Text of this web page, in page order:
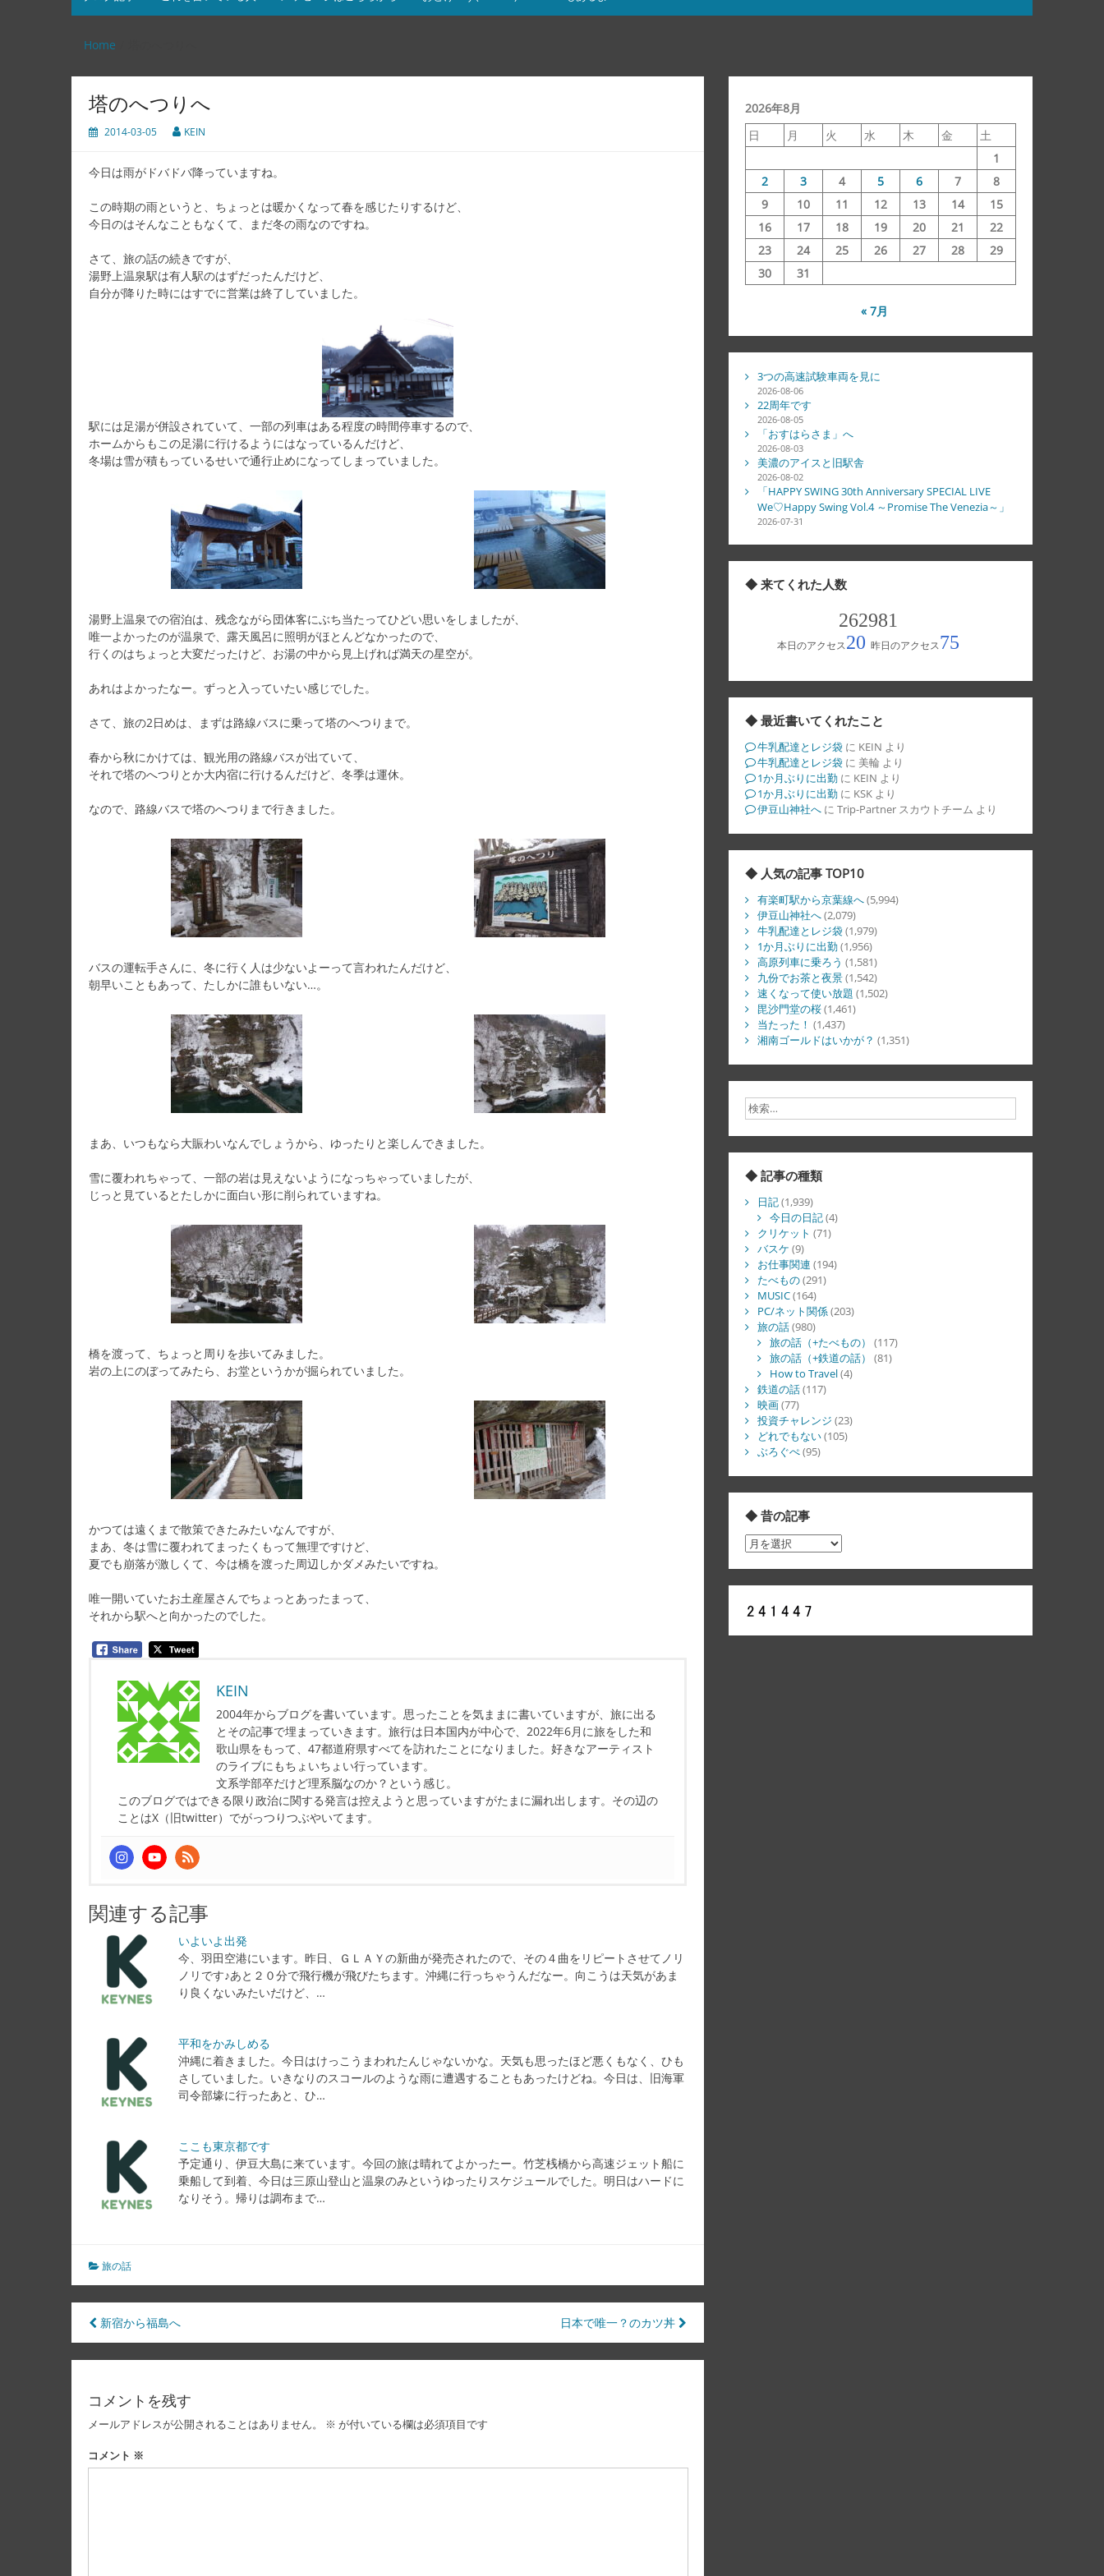
Home
塔のへつりへ
2014-03-05 KEIN
今日は雨がドバドバ降っていますね。
この時期の雨というと、ちょっとは暖かくなって春を感じたりするけど、
今日のはそんなこともなくて、まだ冬の雨なのですね。
さて、旅の話の続きですが、
湯野上温泉駅は有人駅のはずだったんだけど、
自分が降りた時にはすでに営業は終了していました。
駅には足湯が併設されていて、一部の列車はある程度の時間停車するので、
ホームからもこの足湯に行けるようにはなっているんだけど、
冬場は雪が積もっているせいで通行止めになってしまっていました。
湯野上温泉での宿泊は、残念ながら団体客にぶち当たってひどい思いをしましたが、
唯一よかったのが温泉で、露天風呂に照明がほとんどなかったので、
行くのはちょっと大変だったけど、お湯の中から見上げれば満天の星空が。
あれはよかったなー。ずっと入っていたい感じでした。
さて、旅の2日めは、まずは路線バスに乗って塔のへつりまで。
春から秋にかけては、観光用の路線バスが出ていて、
それで塔のへつりとか大内宿に行けるんだけど、冬季は運休。
なので、路線バスで塔のへつりまで行きました。
バスの運転手さんに、冬に行く人は少ないよーって言われたんだけど、
朝早いこともあって、たしかに誰もいない…。
まあ、いつもなら大賑わいなんでしょうから、ゆったりと楽しんできました。
雪に覆われちゃって、一部の岩は見えないようになっちゃっていましたが、
じっと見ているとたしかに面白い形に削られていますね。
橋を渡って、ちょっと周りを歩いてみました。
岩の上にのぼってみたら、お堂というかが掘られていました。
かつては遠くまで散策できたみたいなんですが、
まあ、冬は雪に覆われてまったくもって無理ですけど、
夏でも崩落が激しくて、今は橋を渡った周辺しかダメみたいですね。
唯一開いていたお土産屋さんでちょっとあったまって、
それから駅へと向かったのでした。
KEIN
2004年からブログを書いています。思ったことを気ままに書いていますが、旅に出る
とその記事で埋まっていきます。旅行は日本国内が中心で、2022年6月に旅をした和
歌山県をもって、47都道府県すべてを訪れたことになりました。好きなアーティスト
のライブにもちょいちょい行っています。
文系学部卒だけど理系脳なのか？という感じ。
このブログではできる限り政治に関する発言は控えようと思っていますがたまに漏れ出します。その辺の
ことはX（旧twitter）でがっつりつぶやいてます。
関連する記事
いよいよ出発
今、羽田空港にいます。昨日、ＧＬＡＹの新曲が発売されたので、その４曲をリピートさせてノリ
ノリです♪あと２０分で飛行機が飛びたちます。沖縄に行っちゃうんだなー。向こうは天気があま
り良くないみたいだけど、…
平和をかみしめる
沖縄に着きました。今日はけっこうまわれたんじゃないかな。天気も思ったほど悪くもなく、ひも
さしていました。いきなりのスコールのような雨に遭遇することもあったけどね。今日は、旧海軍
司令部壕に行ったあと、ひ…
ここも東京都です
予定通り、伊豆大島に来ています。今回の旅は晴れてよかったー。竹芝桟橋から高速ジェット船に
乗船して到着、今日は三原山登山と温泉のみというゆったりスケジュールでした。明日はハードに
なりそう。帰りは調布まで…
旅の話
投
稿
ビ
ゲ
ー
新宿から福島へ 日本で唯一？のカツ丼
コメントを残す
メールアドレスが公開されることはありません。 ※ が付いている欄は必須項目です
コメント ※
2026年8月
日
月 火 水 木 金
土
1
2
3 4 5 6 7
8
9
10 11 12 13 14
15
16
17 18 19 20 21
22
23
24 25 26 27 28
29
30
31
« 7月
3つの高速試験車両を見に
2026-08-06
22周年です
2026-08-05
「おすはらさま」へ
2026-08-03
美濃のアイスと旧駅舎
2026-08-02
「HAPPY SWING 30th Anniversary SPECIAL LIVE
We♡Happy Swing Vol.4 ～Promise The Venezia～」
2026-07-31
◆ 来てくれた人数
◆ 最近書いてくれたこと
牛乳配達とレジ袋に KEIN より
牛乳配達とレジ袋に 美輪より
1か月ぶりに出勤に KEIN より
1か月ぶりに出勤に KSKより
伊豆山神社へに Trip-Partner スカウトチーム より
◆ 人気の記事 TOP10
有楽町駅から京葉線へ(5,994)
伊豆山神社へ(2,079)
牛乳配達とレジ袋(1,979)
1か月ぶりに出勤(1,956)
高原列車に乗ろう (1,581)
九份でお茶と夜景(1,542)
速くなって使い放題 (1,502)
毘沙門堂の桜(1,461)
当たった！ (1,437)
湘南ゴールドはいかが？ (1,351)
◆ 記事の種類
日記(1,939)
今日の日記(4)
クリケット (71)
バスケ (9)
お仕事関連 (194)
たべもの(291)
MUSIC(164)
PC/ネット関係(203)
旅の話(980)
旅の話（+たべもの）
(117)
旅の話（+鉄道の話）
(81)
How to Travel(4)
鉄道の話(117)
映画(77)
投資チャレンジ (23)
どれでもない(105)
ぶろぐぺ(95)
◆ 昔の記事
◆
昔
の
記
事